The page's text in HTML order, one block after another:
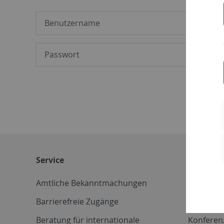
Service
Amtliche Bekanntmachungen
Barrierefreie Zugänge
Beratung für internationale